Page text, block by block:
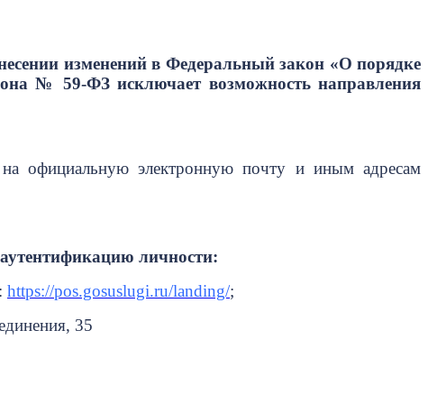
изменений в Федеральный закон «О порядке
№ 59-ФЗ исключает возможность направления
официальную электронную почту и иным адресам
личности:
https://pos.gosuslugi.ru/landing/;
35